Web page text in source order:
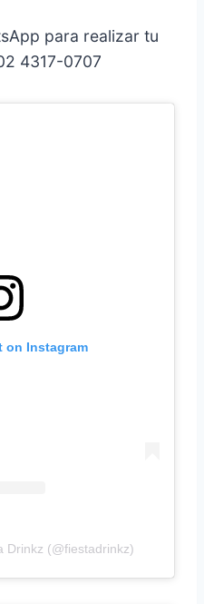
para realizar tu
4317-0707
on Instagram
Drinkz (@fiestadrinkz)